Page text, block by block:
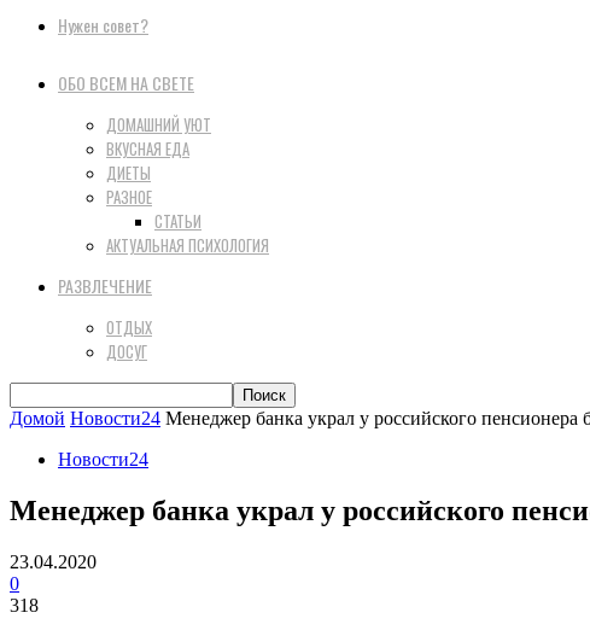
Нужен совет?
ОБО ВСЕМ НА СВЕТЕ
ДОМАШНИЙ УЮТ
ВКУСНАЯ ЕДА
ДИЕТЫ
РАЗНОЕ
СТАТЬИ
АКТУАЛЬНАЯ ПСИХОЛОГИЯ
РАЗВЛЕЧЕНИЕ
ОТДЫХ
ДОСУГ
Домой Новости24 Менеджер банка украл у российского пенсионера
Новости24
Менеджер банка украл у российского
23.04.2020
0
318